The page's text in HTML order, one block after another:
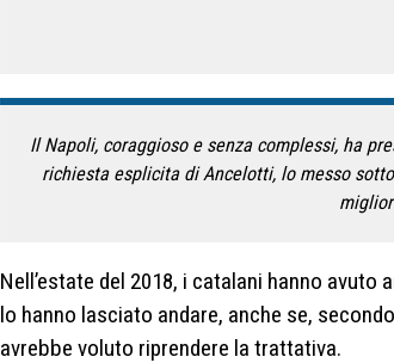
Il Napoli, coraggioso e senza complessi, ha
richiesta esplicita di Ancelotti, lo messo
Nell’estate del 2018, i catalani hanno avuto
lo hanno lasciato andare, anche se,
avrebbe voluto riprendere la trattativa.